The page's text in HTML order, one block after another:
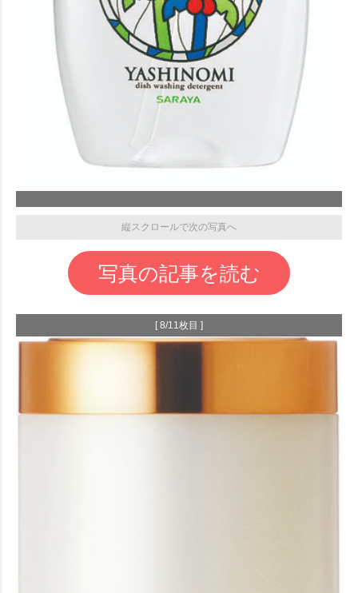
縦スクロールで次の写真へ
写真の記事を読む
[ 8/11枚目 ]